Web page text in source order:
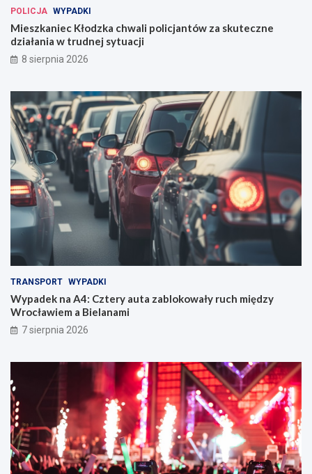
POLICJA WYPADKI
Mieszkaniec Kłodzka chwali policjantów za skuteczne
działania w trudnej sytuacji
8 sierpnia 2026
TRANSPORT WYPADKI
Wypadek na A4: Cztery auta zablokowały ruch między
Wrocławiem a Bielanami
7 sierpnia 2026